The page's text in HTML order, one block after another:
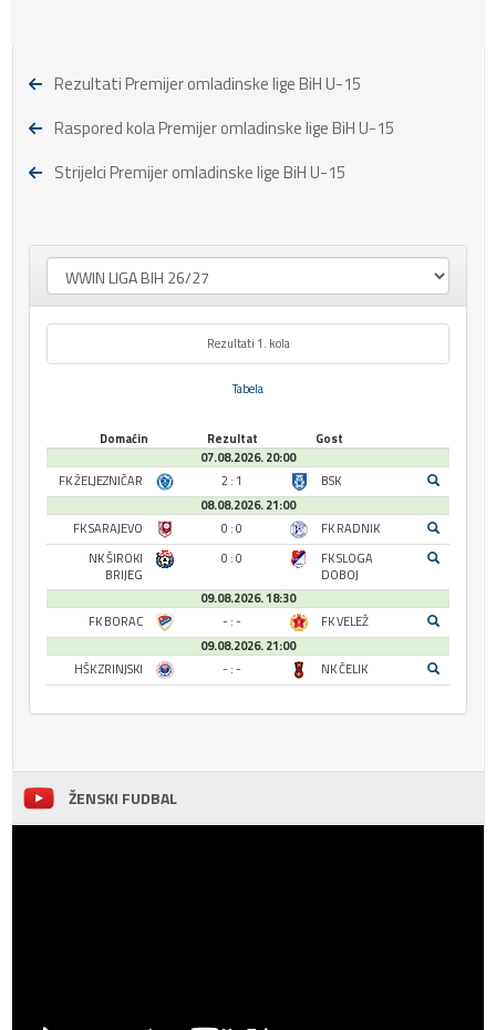
Rezultati Premijer omladinske lige BiH U-15
Raspored kola Premijer omladinske lige BiH U-15
Strijelci Premijer omladinske lige BiH U-15
Rezultati 1. kola
Tabela
Domaćin Rezultat
Gost
07.08.2026. 20:00
FK ŽELJEZNIČAR
2 : 1
BSK
08.08.2026. 21:00
FK SARAJEVO
0 : 0
FK RADNIK
NK ŠIROKI
BRIJEG
0 : 0
FK SLOGA
DOBOJ
09.08.2026. 18:30
FK BORAC
- : -
FK VELEŽ
09.08.2026. 21:00
HŠK ZRINJSKI
- : - NK ČELIK
ŽENSKI FUDBAL